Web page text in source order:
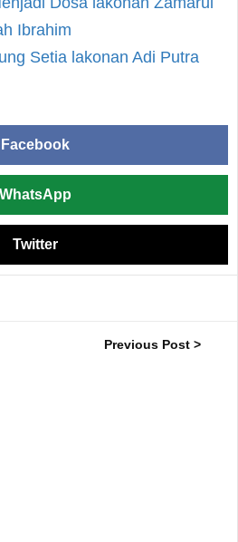
Ibrahim
Setia lakonan Adi Putra
Facebook
WhatsApp
Twitter
Previous Post >